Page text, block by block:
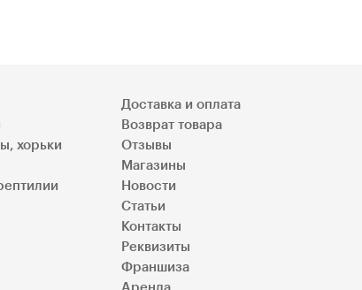
хорьки
Доставка и оплата
Возврат товара
Отзывы
Магазины
Новости
Статьи
Контакты
Реквизиты
Франшиза